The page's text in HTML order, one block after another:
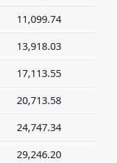
11,099.74
13,918.03
17,113.55
20,713.58
24,747.34
29,246.20